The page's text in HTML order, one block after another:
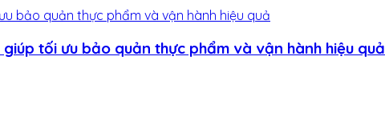
tối ưu bảo quản thực phẩm và vận hành hiệu quả